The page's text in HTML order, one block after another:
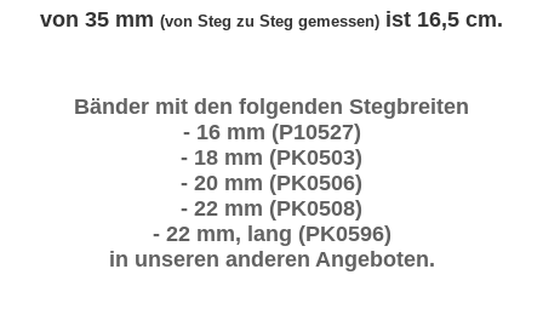
von 35 mm (von Steg zu Steg gemessen) ist 16,5 cm.
Bänder mit den folgenden Stegbreiten
- 16 mm (P10527)
- 18 mm (PK0503)
- 20 mm (PK0506)
- 22 mm (PK0508)
- 22 mm, lang (PK0596)
in unseren anderen Angeboten.